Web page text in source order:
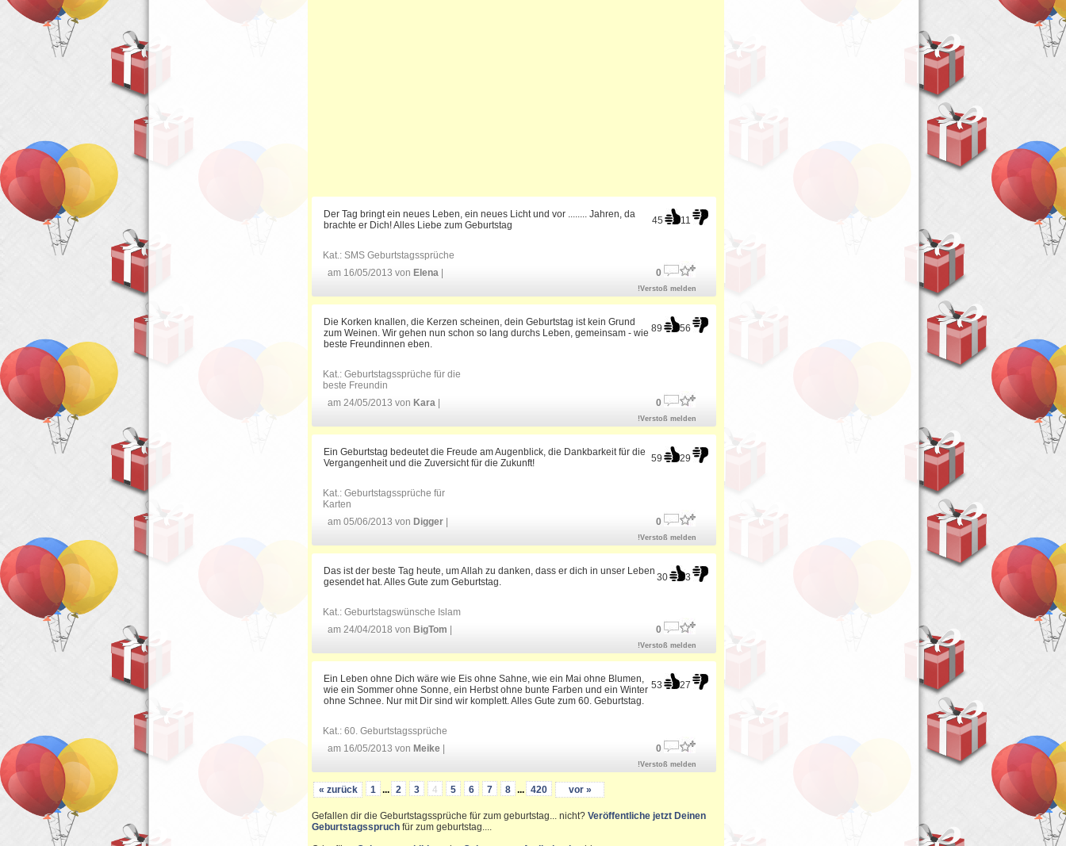
45 11
Der Tag bringt ein neues Leben, ein neues Licht und vor ........ Jahren, da
brachte er Dich! Alles Liebe zum Geburtstag
Kat.: SMS Geburtstagssprüche
am 16/05/2013 von Elena 0
!Verstoß melden
89 56
Die Korken knallen, die Kerzen scheinen, dein Geburtstag ist kein Grund
zum Weinen. Wir gehen nun schon so lang durchs Leben, gemeinsam - wie
beste Freundinnen eben.
Kat.: Geburtstagssprüche für die
beste Freundin
am 24/05/2013 von Kara 0
!Verstoß melden
59 29
Ein Geburtstag bedeutet die Freude am Augenblick, die Dankbarkeit für die
Vergangenheit und die Zuversicht für die Zukunft!
Kat.: Geburtstagssprüche für
Karten
am 05/06/2013 von Digger 0
!Verstoß melden
30 3
Das ist der beste Tag heute, um Allah zu danken, dass er dich in unser Leben
gesendet hat. Alles Gute zum Geburtstag.
Kat.: Geburtstagswünsche Islam
am 24/04/2018 von BigTom 0
!Verstoß melden
53 27
Ein Leben ohne Dich wäre wie Eis ohne Sahne, wie ein Mai ohne Blumen,
wie ein Sommer ohne Sonne, ein Herbst ohne bunte Farben und ein Winter
ohne Schnee. Nur mit Dir sind wir komplett. Alles Gute zum 60. Geburtstag.
Kat.: 60. Geburtstagssprüche
am 16/05/2013 von Meike 0
!Verstoß melden
« zurück 1 ... 2 3 4 5 6 7 8 ... 420 vor »
Gefallen dir die Geburtstagssprüche für zum geburtstag... nicht? Veröffentliche jetzt Deinen
Geburtstagsspruch für zum geburtstag....